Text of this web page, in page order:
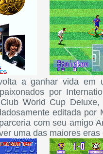
a ganhar vida em
por
World Cup
editada por
com seu amigo
uma das maiores